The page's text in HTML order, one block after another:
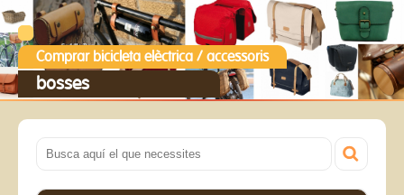
Comprar bicicleta elèctrica / accessoris
bosses